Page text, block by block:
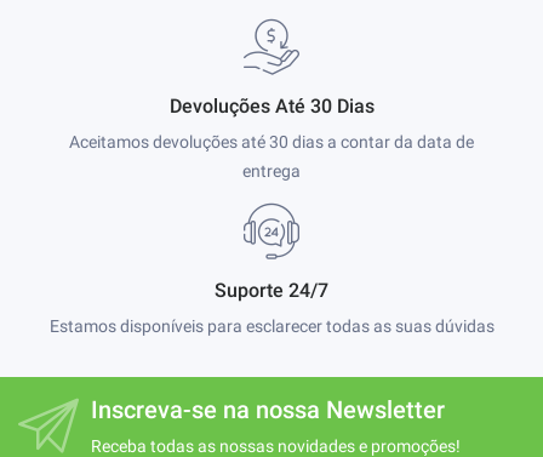
Devoluções Até 30 Dias
Aceitamos devoluções até 30 dias a contar da data de
entrega
Suporte 24/7
Estamos disponíveis para esclarecer todas as suas dúvidas
Inscreva-se na nossa Newsletter
Receba todas as nossas novidades e promoções!